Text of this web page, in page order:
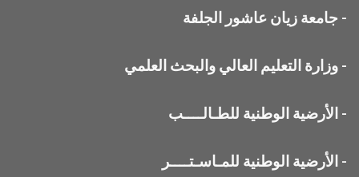
- جامعة زيان عاشور الجلفة
- وزارة التعليم العالي والبحث العلمي
- الأرضية الوطنية للطـالــــب
- الأرضية الوطنية للمـاسـتــــر